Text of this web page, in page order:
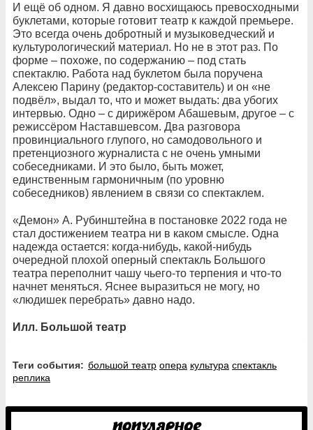
И ещё об одном. Я давно восхищаюсь превосходными
буклетами, которые готовит театр к каждой премьере.
Это всегда очень добротный и музыковедческий и
культурологический материал. Но не в этот раз. По
форме – похоже, по содержанию – под стать
спектаклю. Работа над буклетом была поручена
Алексею Парину (редактор-составитель) и он «не
подвёл», выдал то, что и может выдать: два убогих
интервью. Одно – с дирижёром Абашевым, другое – с
режиссёром Наставшевсом. Два разговора
провинциального глупого, но самодовольного и
претенциозного журналиста с не очень умными
собеседниками. И это было, быть может,
единственным гармоничным (по уровню
собеседников) явлением в связи со спектаклем.
«Демон» А. Рубинштейна в постановке 2022 года не
стал достижением театра ни в каком смысле. Одна
надежда остается: когда-нибудь, какой-нибудь
очередной плохой оперный спектакль Большого
театра переполнит чашу чьего-то терпения и что-то
начнет меняться. Яснее выразиться не могу, но
«людишек перебрать» давно надо.
Илл. Большой театр
Теги события: большой театр опера культура спектакль
реплика